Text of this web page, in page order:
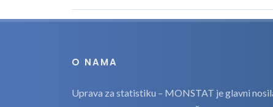
O NAMA
Uprava za statistiku – MONSTAT je glavni